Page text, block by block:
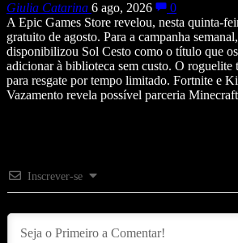
Giulia Catarina 6 ago, 2026
0
A Epic Games Store revelou, nesta quinta-
gratuito de agosto. Para a campanha
disponibilizou Sol Cesto como o título que
adicionar à biblioteca sem custo. O
para resgate por tempo limitado. Fortnite e
Vazamento revela possível parceria
Inscrever-se